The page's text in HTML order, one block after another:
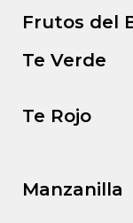
Frutos del
Te Verde
Te Rojo
Manzanilla